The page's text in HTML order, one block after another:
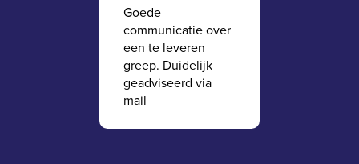
Goede
communicatie over
een te leveren
greep. Duidelijk
geadviseerd via
mail